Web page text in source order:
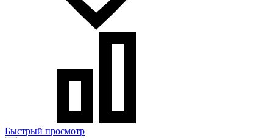
Быстрый просмотр